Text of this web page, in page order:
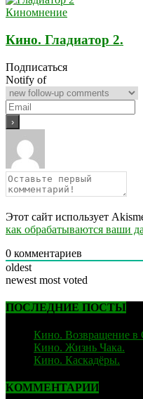
Киномнение
Кино. Гладиатор 2.
Подписаться
Notify of
Этот сайт использует
как обрабатываются ваши
0 комментариев
oldest
newest most voted
ПОСЛЕДНИЕ ПОСТЫ
Кино. Возвращение в
Кино. Жизнь Чака.
Кино. Каскадёры.
КОММЕНТАРИИ